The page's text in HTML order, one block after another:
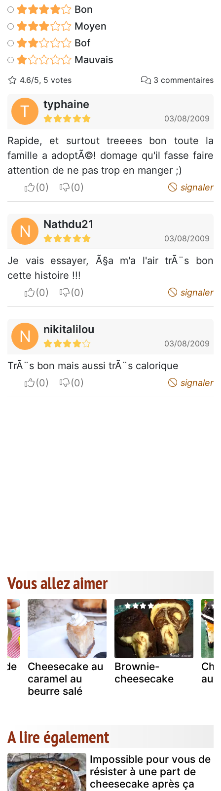
Bon
Moyen
Bof
Mauvais
4.6/5, 5 votes 3 commentaires
T typhaine
03/08/2009
Rapide, et surtout treeees bon toute la
famille a adoptÃ©! domage qu'il fasse faire
attention de ne pas trop en manger ;)
I apreciateI do not appreciate signaler
N Nathdu21
03/08/2009
Je vais essayer, Ã§a m'a l'air trÃ¨s bon
cette histoire !!!
I apreciateI do not appreciate signaler
N nikitalilou
03/08/2009
TrÃ¨s bon mais aussi trÃ¨s calorique
I apreciateI do not appreciate signaler
Vous allez aimer
de
Cheesecake au
caramel au
beurre salé
Brownie-
cheesecake
A lire également
Impossible pour vous de
résister à une part de
cheesecake après ça